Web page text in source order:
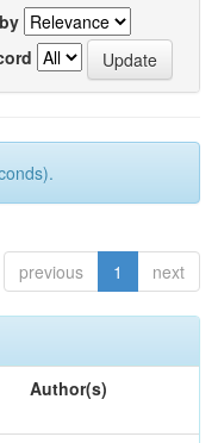
previous 1 next
Author(s)